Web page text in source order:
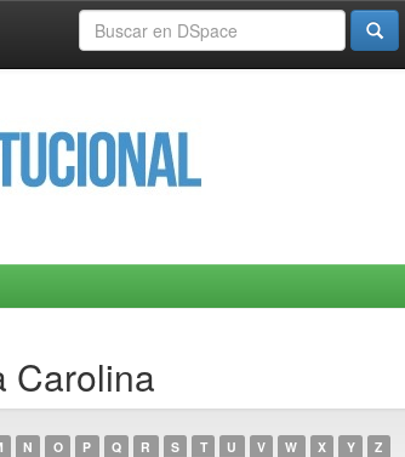
Carolina
N O P Q R S T U V W X Y Z